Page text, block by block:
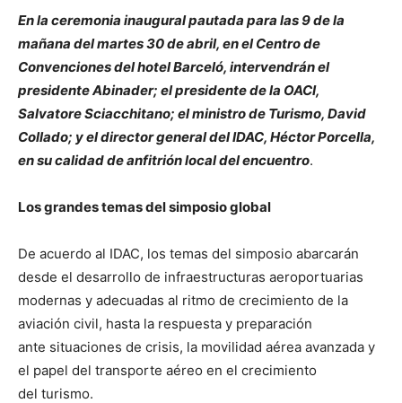
En la ceremonia inaugural pautada para las 9 de la
mañana del martes 30 de abril, en el Centro de
Convenciones del hotel Barceló, intervendrán el
presidente Abinader; el presidente de la OACI,
Salvatore Sciacchitano; el ministro de Turismo, David
Collado; y el director general del IDAC, Héctor Porcella,
en su calidad de anfitrión local del encuentro.
Los grandes temas del simposio global
De acuerdo al IDAC, los temas del simposio abarcarán
desde el desarrollo de infraestructuras aeroportuarias
modernas y adecuadas al ritmo de crecimiento de la
aviación civil, hasta la respuesta y preparación
ante situaciones de crisis, la movilidad aérea avanzada y
el papel del transporte aéreo en el crecimiento
del turismo.